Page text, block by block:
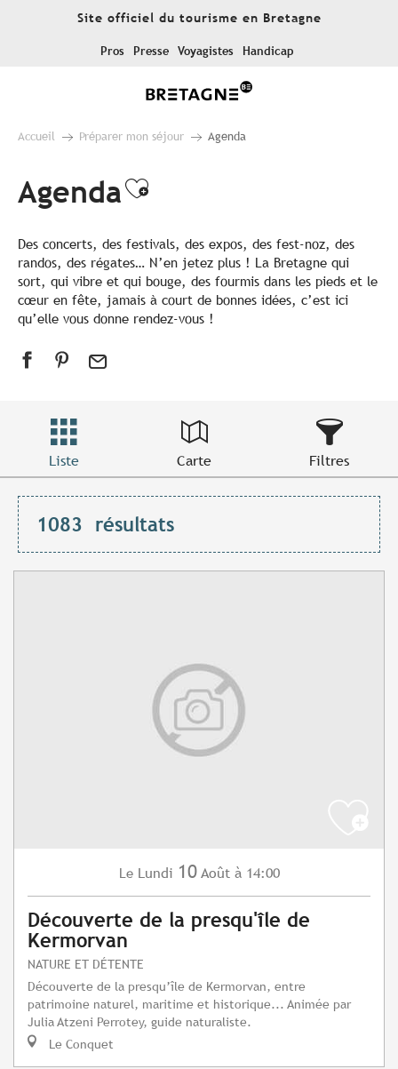
Site officiel du tourisme en Bretagne
Pros Presse Voyagistes Handicap
Accueil Préparer mon séjour Agenda
AgendaAjouter aux favoris
Des concerts, des festivals, des expos, des fest-noz, des
randos, des régates… N’en jetez plus ! La Bretagne qui
sort, qui vibre et qui bouge, des fourmis dans les pieds et le
cœur en fête, jamais à court de bonnes idées, c’est ici
qu’elle vous donne rendez-vous !
Liste Carte Filtres
1083 résultats
Le Lundi 10 Août à 14:00
Découverte de la presqu'île de
Kermorvan
NATURE ET DÉTENTE
Découverte de la presqu’île de Kermorvan, entre
patrimoine naturel, maritime et historique... Animée par
Julia Atzeni Perrotey, guide naturaliste.
Le Conquet